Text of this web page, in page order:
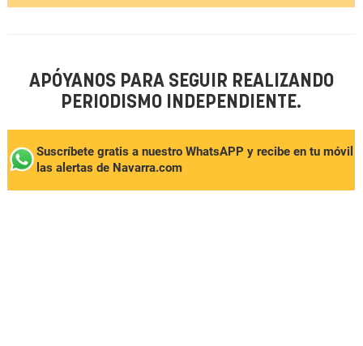
APÓYANOS PARA SEGUIR REALIZANDO
PERIODISMO INDEPENDIENTE.
Suscríbete gratis a nuestro WhatsAPP y recibe en tu móvil
las alertas de Navarra.com